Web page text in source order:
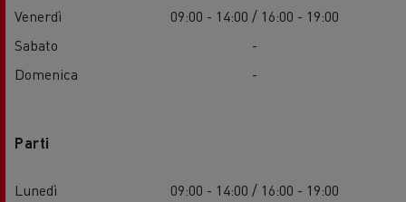
Venerdì
09:00 - 14:00 / 16:00 - 19:00
Sabato
-
Domenica
-
Parti
Lunedì
09:00 - 14:00 / 16:00 - 19:00